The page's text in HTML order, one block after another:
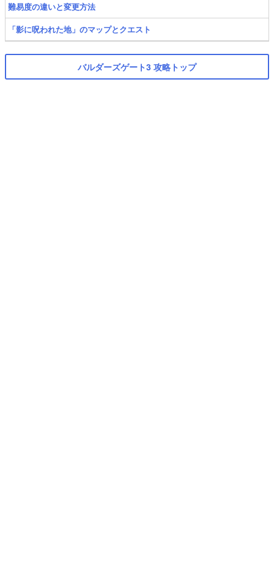
難易度の違いと変更方法
「影に呪われた地」のマップとクエスト
バルダーズゲート3 攻略トップ